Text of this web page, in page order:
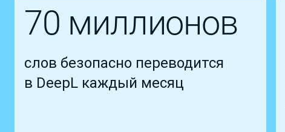
70 миллионов
слов безопасно переводится
в DeepL каждый месяц